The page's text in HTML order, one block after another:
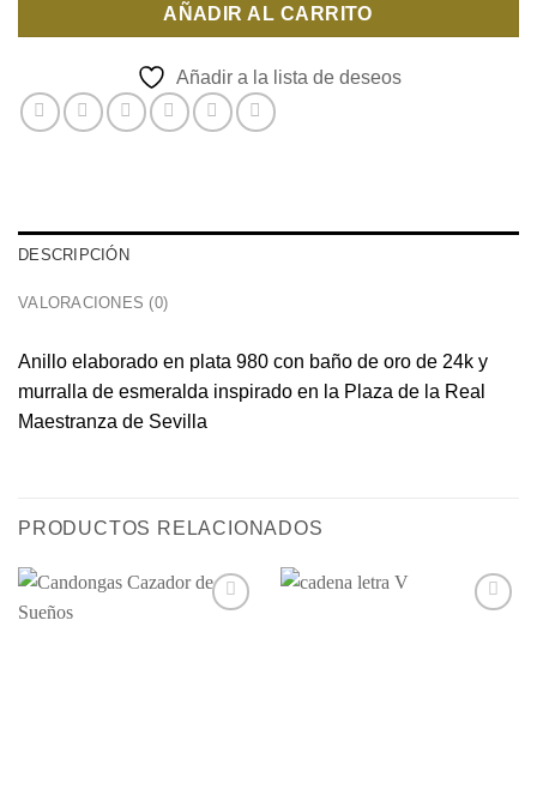
AÑADIR AL CARRITO
Añadir a la lista de deseos
DESCRIPCIÓN
VALORACIONES (0)
Anillo elaborado en plata 980 con baño de oro de 24k y
murralla de esmeralda inspirado en la Plaza de la Real
Maestranza de Sevilla
PRODUCTOS RELACIONADOS